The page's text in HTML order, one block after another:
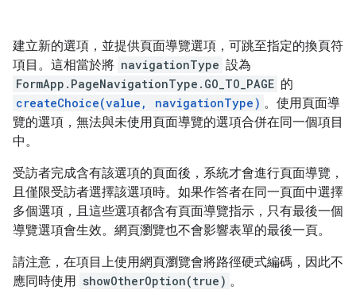
建立新的選項，並提供頁面導覽選項，可跳至指定的換頁符
項目。這相當於將 navigationType 設為
FormApp.PageNavigationType.GO_TO_PAGE 的
createChoice(value, navigationType) 。使用頁面導
覽的選項，無法與未使用頁面導覽的選項合併在同一個項目
中。
受訪者完成含有該選項的頁面後，系統才會進行頁面導覽，
且僅限受訪者選擇該選項時。如果作答者在同一頁面中選擇
多個選項，且這些選項都含有頁面導覽指示，只有最後一個
導覽選項會生效。網頁瀏覽也不會影響表單的最後一頁。
請注意，在項目上使用網頁瀏覽會將路徑硬式編碼，因此不
應同時使用 showOtherOption(true) 。